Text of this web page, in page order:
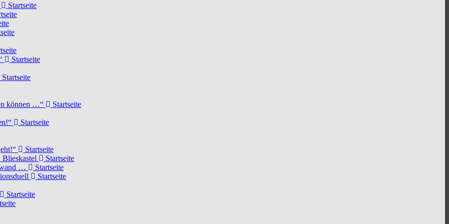
Startseite
Startseite
Startseite
können …“ Startseite
Startseite
Startseite
Startseite
…
Startseite
Startseite
Startseite